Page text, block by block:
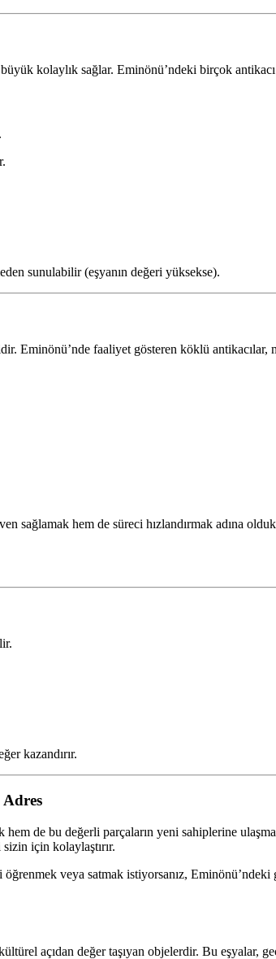
kolaylık sağlar. Eminönü’ndeki birçok
sunulabilir (eşyanın değeri yüksekse).
Eminönü’nde faaliyet gösteren köklü
sağlamak hem de süreci hızlandırmak adına
kazandırır.
de bu değerli parçaların yeni sahiplerine
için kolaylaştırır.
veya satmak istiyorsanız,
açıdan değer taşıyan objelerdir. Bu eşyalar,